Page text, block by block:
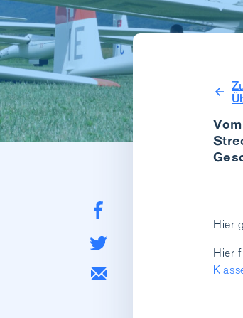
Hier
Hier